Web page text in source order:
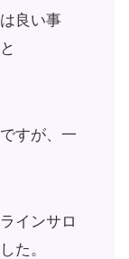
良い事
すが、一
インサロ
た。